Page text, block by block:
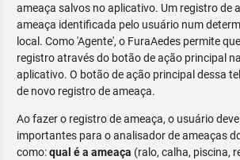
ameaça salvos no aplicativo. Um registro de
ameaça identificada pelo usuário num
local. Como 'Agente', o FuraAedes permite
registro através do botão de ação principal
aplicativo. O botão de ação principal dessa
de novo registro de ameaça.
Ao fazer o registro de ameaça, o usuário
importantes para o analisador de ameaças
como:qual é a ameaça (ralo, calha, piscina,